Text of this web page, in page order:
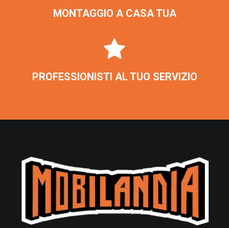
MONTAGGIO A CASA TUA
PROFESSIONISTI AL TUO SERVIZIO